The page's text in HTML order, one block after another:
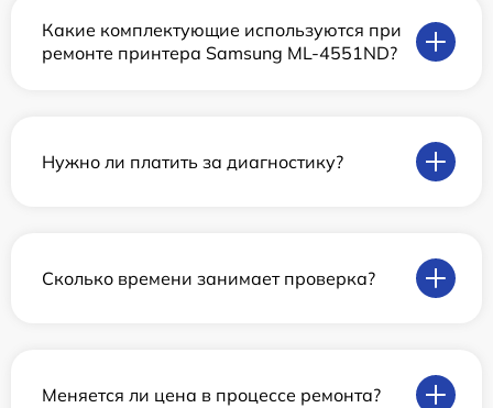
Какие комплектующие используются при
ремонте принтера Samsung ML-4551ND?
Нужно ли платить за диагностику?
Сколько времени занимает проверка?
Меняется ли цена в процессе ремонта?